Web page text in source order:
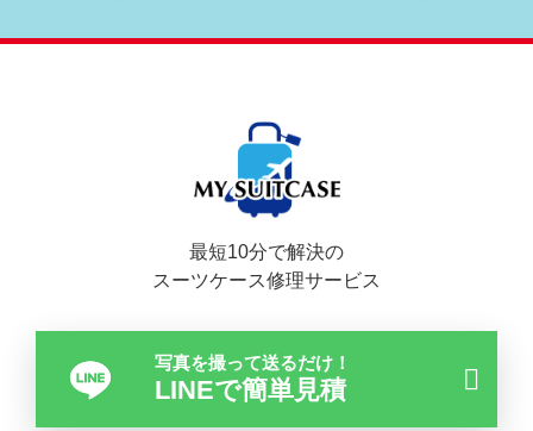
最短10分で解決の
スーツケース修理サービス
写真を撮って送るだけ！
LINEで簡単見積